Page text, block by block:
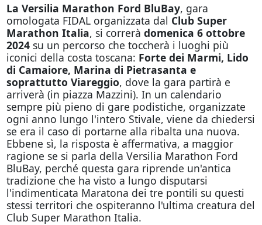
La Versilia Marathon Ford BluBay, gara
omologata FIDAL organizzata dal Club Super
Marathon Italia, si correrà domenica 6 ottobre
2024su un percorso che toccherà i luoghi più
iconici della costa toscana: Forte dei Marmi, Lido
di Camaiore, Marina di Pietrasanta e
soprattutto Viareggio, dove la gara partirà e
arriverà (in piazza Mazzini). In un calendario
sempre più pieno di gare podistiche, organizzate
ogni anno lungo l'intero Stivale, viene da chiedersi
se era il caso di portarne alla ribalta una nuova.
Ebbene sì, la risposta è affermativa, a maggior
ragione se si parla della Versilia Marathon Ford
BluBay, perché questa gara riprende un'antica
tradizione che ha visto a lungo disputarsi
l'indimenticata Maratona dei tre pontili su questi
stessi territori che ospiteranno l'ultima creatura del
Club Super Marathon Italia.